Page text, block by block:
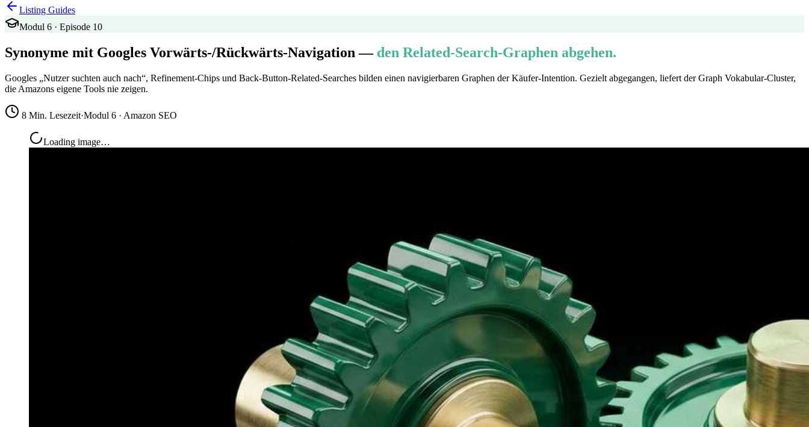
Listing Guides
Modul 6 · Episode 10
Synonyme mit Googles Vorwärts-/Rückwärts-Navigation — den Related-Search-Graphen abgehen.
Googles „Nutzer suchten auch nach“, Refinement-Chips und Back-Button-Related-Searches bilden einen navigierbaren Graphen der Käufer-Intention. Gezielt abgegangen, liefert der Graph Vokabular-Cluster,
die Amazons eigene Tools nie zeigen.
8 Min. Lesezeit·Modul 6 · Amazon SEO
Loading image…